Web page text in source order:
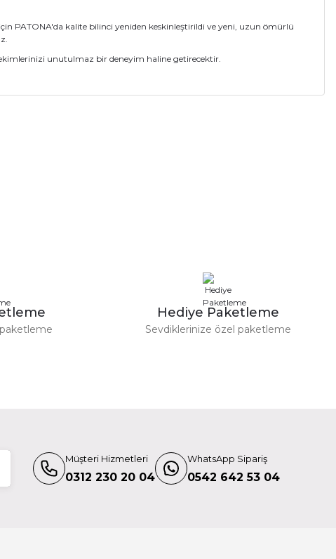
PATONA'da kalite bilinci yeniden keskinleştirildi ve yeni, uzun ömürlü
unutulmaz bir deneyim haline getirecektir.
Hediye Paketleme
Sevdiklerinize özel paketleme
Müşteri Hizmetleri
0312 230 20 04
WhatsApp Sipariş
0542 642 53 04